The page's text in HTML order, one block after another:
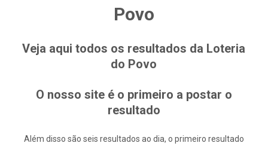
Povo
Veja aqui todos os resultados da Loteria
do Povo
O nosso site é o primeiro a postar o
resultado
Além disso são seis resultados ao dia, o primeiro resultado